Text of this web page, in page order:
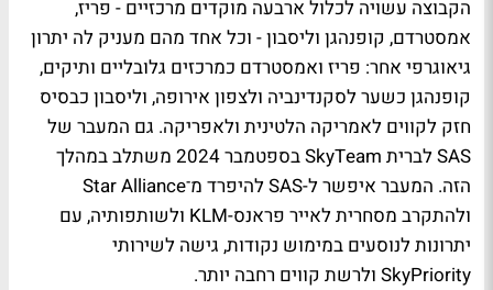
הקבוצה עשויה לכלול ארבעה מוקדים מרכזיים - פריז,
אמסטרדם, קופנהגן וליסבון - וכל אחד מהם מעניק לה יתרון
גיאוגרפי אחר: פריז ואמסטרדם כמרכזים גלובליים ותיקים,
קופנהגן כשער לסקנדינביה ולצפון אירופה, וליסבון כבסיס
חזק לקווים לאמריקה הלטינית ולאפריקה. גם המעבר של
SAS לברית SkyTeam בספטמבר 2024 משתלב במהלך
הזה. המעבר איפשר ל-SAS להיפרד מ־Star Alliance
ולהתקרב מסחרית לאייר פראנס-KLM ולשותפותיה, עם
יתרונות לנוסעים במימוש נקודות, גישה לשירותי
SkyPriority ולרשת קווים רחבה יותר.